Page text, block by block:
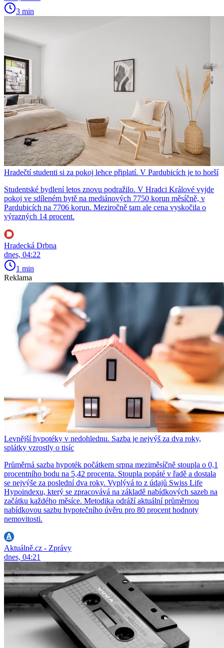
3 min
Hradečtí studenti si za pokoj lehce připlatí. V Pardubicích je to horší
Studentské bydlení letos znovu podražilo. V Hradci Králové vyjde
pokoj ve sdíleném bytě na mediánových 7750 korun měsíčně, v
Pardubicích na 7706 korun. Meziročně tam ale cena vyskočila o
výrazných 14 procent.
Hradecká Drbna
dnes, 04:22
1 min
Reklama
Levnější hypotéky v nedohlednu. Sazba je nejvýš za dva roky,
splátky vzrostly o tisíc
Průměrná sazba hypoték počátkem srpna meziměsíčně stoupla o 0,1
procentního bodu na 5,42 procenta. Stoupla popáté v řadě a dostala
se nejvýše za poslední dva roky. Vyplývá to z údajů Swiss Life
Hypoindexu, který se zpracovává na základě nabídkových sazeb na
začátku každého měsíce. Metodika odráží aktuální průměrnou
nabídkovou sazbu hypotečního úvěru pro 80 procent hodnoty
nemovitosti.
Aktuálně.cz - Zprávy
dnes, 04:21